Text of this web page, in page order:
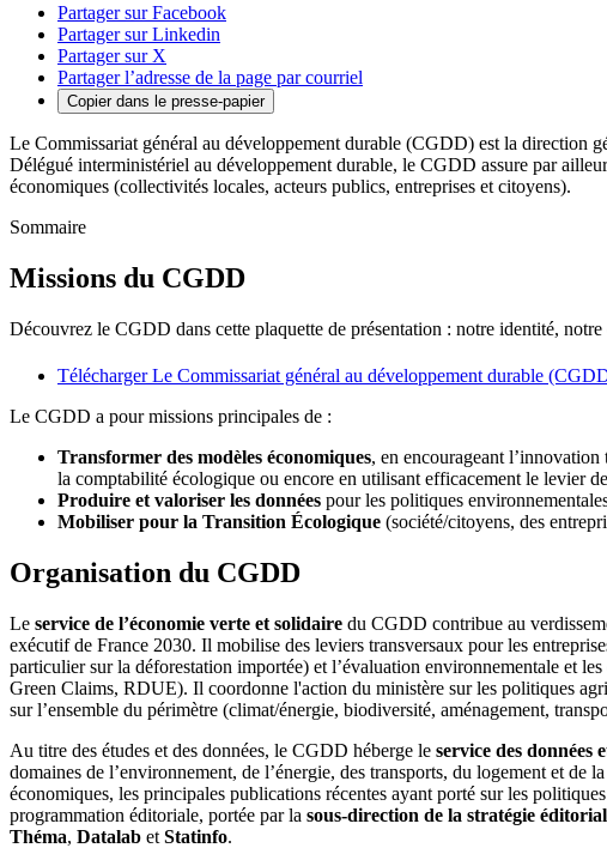
Partager sur Facebook
Partager sur Linkedin
Partager sur X
Partager l’adresse de la page par courriel
Copier dans le presse-papier
Le Commissariat général au développement durable (CGDD) est la direction
Délégué interministériel au développement durable, le CGDD assure par
économiques (collectivités locales, acteurs publics, entreprises et citoyens).
Sommaire
Missions du CGDD
Découvrez le CGDD dans cette plaquette de présentation : notre identité,
Télécharger Le Commissariat général au développement durable
Le CGDD a pour missions principales de :
Transformer des modèles économiques, en encourageant
la comptabilité écologique ou encore en utilisant efficacement le levier
Produire et valoriser les données pour les politiques
Mobiliser pour la Transition Écologique (société/citoyens, des
Organisation du CGDD
Le service de l’économie verte et solidaire du CGDD contribue au
exécutif de France 2030. Il mobilise des leviers transversaux pour les
particulier sur la déforestation importée) et l’évaluation environnementale et
Green Claims, RDUE). Il coordonne l'action du ministère sur les politiques
sur l’ensemble du périmètre (climat/énergie, biodiversité, aménagement,
Au titre des études et des données, le CGDD héberge le service des données
domaines de l’environnement, de l’énergie, des transports, du logement et
économiques, les principales publications récentes ayant porté sur les
programmation éditoriale, portée par la sous-direction de la stratégie
Théma, Datalab et Statinfo.